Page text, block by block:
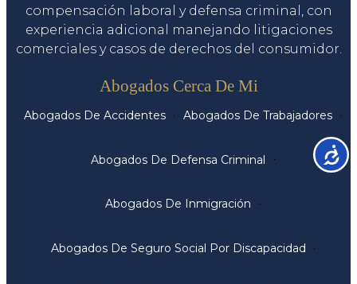
compensación laboral y defensa criminal, con
experiencia adicional manejando litigaciones
comerciales y casos de derechos del consumidor.
Abogados Cerca De Mi
Abogados De Accidentes Abogados De Trabajadores
Abogados De Defensa Criminal
Abogados De Inmigración
Abogados De Seguro Social Por Discapacidad